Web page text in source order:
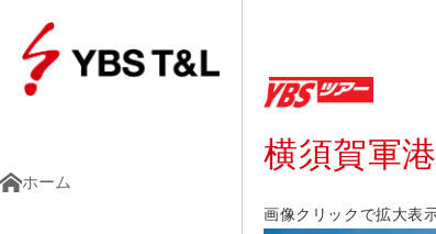
ホーム
横須賀軍
画像クリックで拡大表